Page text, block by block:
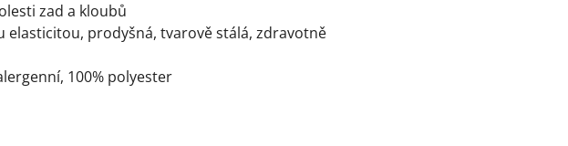
zad a kloubů
elasticitou, prodyšná, tvarově stálá, zdravotně
100% polyester